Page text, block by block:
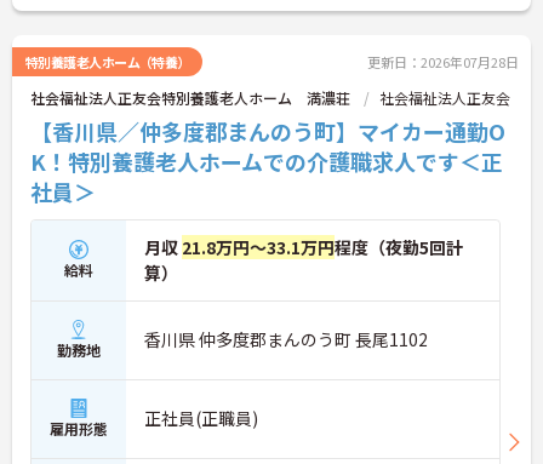
特別養護老人ホーム（特養） 更新日：2026年07月28日
社会福祉法人正友会特別養護老人ホーム 満濃荘 社会福祉法人正友会
【香川県／仲多度郡まんのう町】マイカー通勤O
K！特別養護老人ホームでの介護職求人です＜正
社員＞
給料
月収 21.8万円～33.1万円程度（夜勤5回計
算）
勤務地 香川県 仲多度郡まんのう町 長尾1102
雇用形態 正社員(正職員)